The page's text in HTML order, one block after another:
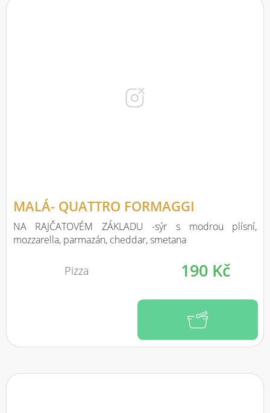
MALÁ- QUATTRO FORMAGGI
NA RAJČATOVÉM ZÁKLADU -sýr s modrou plísní,
mozzarella, parmazán, cheddar, smetana
Pizza 190 Kč